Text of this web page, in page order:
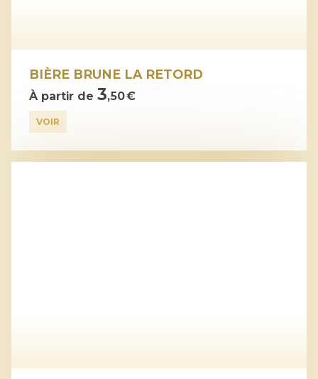
BIÈRE BRUNE LA RETORD
À partir de 3,50 €
VOIR